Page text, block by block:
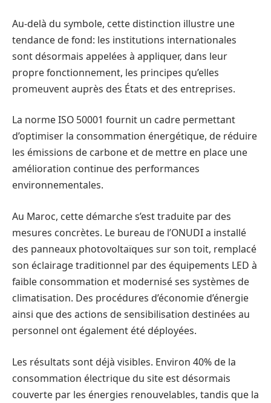
Au-delà du symbole, cette distinction illustre une
tendance de fond: les institutions internationales
sont désormais appelées à appliquer, dans leur
propre fonctionnement, les principes qu’elles
promeuvent auprès des États et des entreprises.
La norme ISO 50001 fournit un cadre permettant
d’optimiser la consommation énergétique, de réduire
les émissions de carbone et de mettre en place une
amélioration continue des performances
environnementales.
Au Maroc, cette démarche s’est traduite par des
mesures concrètes. Le bureau de l’ONUDI a installé
des panneaux photovoltaïques sur son toit, remplacé
son éclairage traditionnel par des équipements LED à
faible consommation et modernisé ses systèmes de
climatisation. Des procédures d’économie d’énergie
ainsi que des actions de sensibilisation destinées au
personnel ont également été déployées.
Les résultats sont déjà visibles. Environ 40% de la
consommation électrique du site est désormais
couverte par les énergies renouvelables, tandis que la